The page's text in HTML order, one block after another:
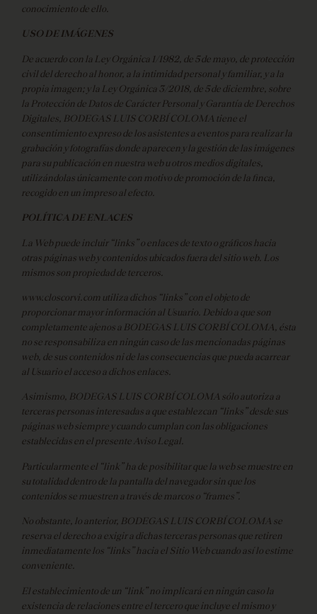
conocimiento de ello.
USO DE IMÁGENES
De acuerdo con la Ley Orgánica 1/1982, de 5 de mayo, de protección
civil del derecho al honor, a la intimidad personal y familiar, y a la
propia imagen; y la Ley Orgánica 3/2018, de 5 de diciembre, sobre
la Protección de Datos de Carácter Personal y Garantía de Derechos
Digitales, BODEGAS LUIS CORBÍ COLOMA tiene el
consentimiento expreso de los asistentes a eventos para realizar la
grabación y fotografías donde aparecen y la gestión de las imágenes
para su publicación en nuestra web u otros medios digitales,
utilizándolas únicamente con motivo de promoción de la finca,
recogido en un impreso al efecto.
POLÍTICA DE ENLACES
La Web puede incluir “links” o enlaces de texto o gráficos hacia
otras páginas web y contenidos ubicados fuera del sitio web. Los
mismos son propiedad de terceros.
www.closcorvi.com utiliza dichos “links” con el objeto de
proporcionar mayor información al Usuario. Debido a que son
completamente ajenos a BODEGAS LUIS CORBÍ COLOMA, ésta
no se responsabiliza en ningún caso de las mencionadas páginas
web, de sus contenidos ni de las consecuencias que pueda acarrear
al Usuario el acceso a dichos enlaces.
Asimismo, BODEGAS LUIS CORBÍ COLOMA sólo autoriza a
terceras personas interesadas a que establezcan “links” desde sus
páginas web siempre y cuando cumplan con las obligaciones
establecidas en el presente Aviso Legal.
Particularmente el “link” ha de posibilitar que la web se muestre en
su totalidad dentro de la pantalla del navegador sin que los
contenidos se muestren a través de marcos o “frames”.
No obstante, lo anterior, BODEGAS LUIS CORBÍ COLOMA se
reserva el derecho a exigir a dichas terceras personas que retiren
inmediatamente los “links” hacia el Sitio Web cuando así lo estime
conveniente.
El establecimiento de un “link” no implicará en ningún caso la
existencia de relaciones entre el tercero que incluye el mismo y